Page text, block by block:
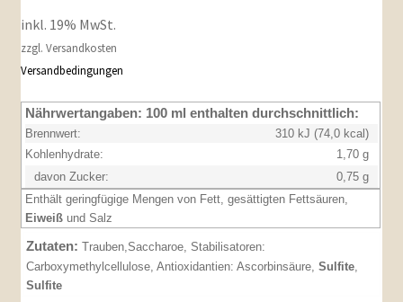
inkl. 19% MwSt.
zzgl. Versandkosten
Versandbedingungen
Nährwertangaben: 100 ml enthalten durchschnittlich:
Brennwert:
310 kJ (74,0 kcal)
Kohlenhydrate:
1,70 g
davon Zucker:
0,75 g
Enthält geringfügige Mengen von Fett, gesättigten Fettsäuren,
Eiweißund Salz
Zutaten: Trauben,Saccharoe, Stabilisatoren:
Carboxymethylcellulose, Antioxidantien: Ascorbinsäure, Sulfite,
Sulfite